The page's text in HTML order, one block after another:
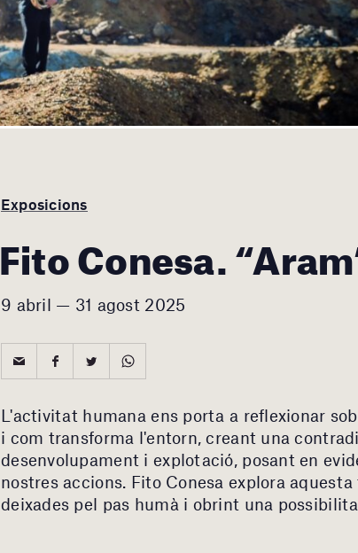
Exposicions
Fito Conesa.
9 abril — 31 agost 2025
L'activitat humana ens porta a reflexionar
i com transforma l'entorn, creant una
desenvolupament i explotació, posant en
nostres accions. Fito Conesa explora
deixades pel pas humà i obrint una